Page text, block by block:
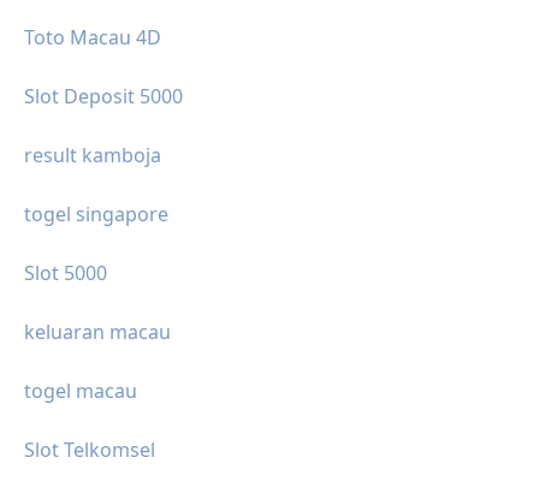
Toto Macau 4D
Slot Deposit 5000
result kamboja
togel singapore
Slot 5000
keluaran macau
togel macau
Slot Telkomsel